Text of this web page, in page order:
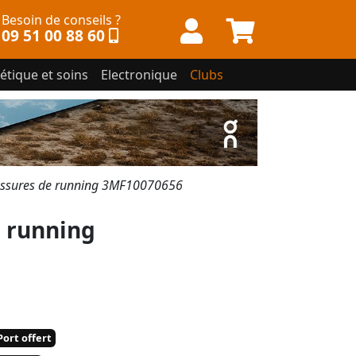
Besoin de conseils ?
09 51 00 88 60
et soins Electronique Clubs
de running 3MF10070656
running
offert